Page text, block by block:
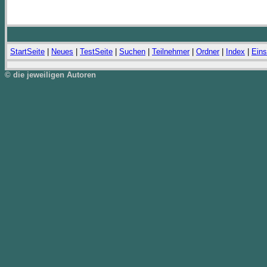
StartSeite Neues TestSeite Suchen Teilnehmer| Ordner| Index
© die jeweiligen Autoren